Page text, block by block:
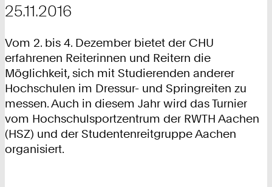
25.11.2016
Vom 2. bis 4. Dezember bietet der CHU
erfahrenen Reiterinnen und Reitern die
Möglichkeit, sich mit Studierenden anderer
Hochschulen im Dressur- und Springreiten zu
messen. Auch in diesem Jahr wird das Turnier
vom Hochschulsportzentrum der RWTH Aachen
(HSZ) und der Studentenreitgruppe Aachen
organisiert.